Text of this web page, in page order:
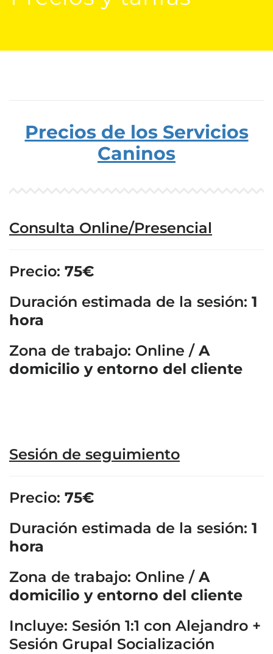
Precios de los Servicios
Caninos
Consulta Online/Presencial
Precio: 75€
Duración estimada de la sesión: 1
hora
Zona de trabajo: Online / A
domicilio y entorno del cliente
Sesión de seguimiento
Precio: 75€
Duración estimada de la sesión: 1
hora
Zona de trabajo: Online / A
domicilio y entorno del cliente
Incluye: Sesión 1:1 con Alejandro +
Sesión Grupal Socialización